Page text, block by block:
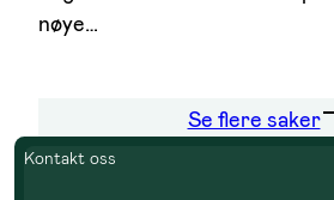
nøye…
Se flere saker
Kontakt oss